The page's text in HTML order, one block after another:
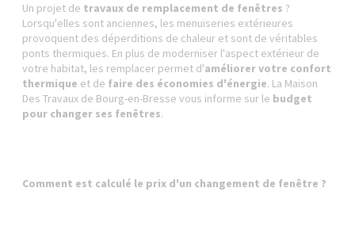
Un projet de travaux de remplacement de fenêtres ?
Lorsqu'elles sont anciennes, les menuiseries extérieures
provoquent des déperditions de chaleur et sont de véritables
ponts thermiques. En plus de moderniser l'aspect extérieur de
votre habitat, les remplacer permet d'améliorer votre confort
thermique et de faire des économies d'énergie. La Maison
Des Travaux de Bourg-en-Bresse vous informe sur le budget
pour changer ses fenêtres.
Comment est calculé le prix d'un changement de fenêtre ?